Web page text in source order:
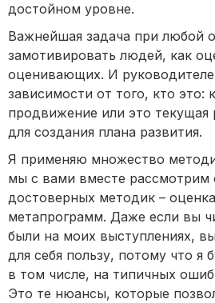
достойном уровне.
Важнейшая задача при любой
замотивировать людей, как
оценивающих. И
зависимости от того, кто это:
продвижение или это текущая
для создания плана развития.
Я применяю множество
мы с вами вместе рассмотрим
достоверных методик –
метапрограмм. Даже если вы
были на моих выступлениях,
для себя пользу, потому что я
в том числе, на типичных
Это те нюансы, которые